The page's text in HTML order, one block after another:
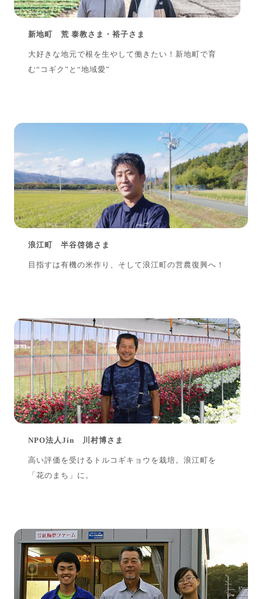
新地町 荒 泰教さま・裕子さま
大好きな地元で根を生やして働きたい！新地町で育
む“コギク”と“地域愛”
浪江町 半谷啓徳さま
目指すは有機の米作り、そして浪江町の営農復興へ！
NPО法人Jin 川村博さま
高い評価を受けるトルコギキョウを栽培。浪江町を
「花のまち」に。